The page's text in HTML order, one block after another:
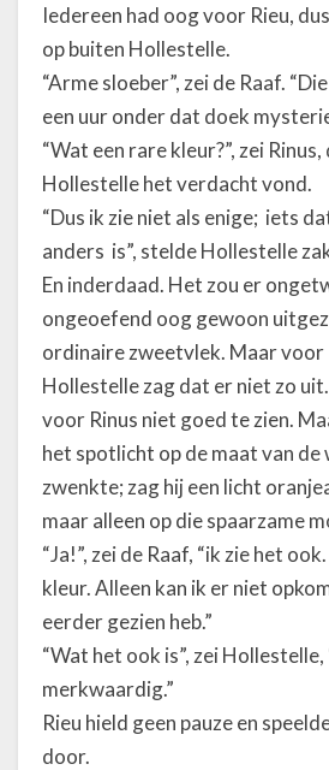
Iedereen had oog voor Rieu,
op buiten Hollestelle.
“Arme sloeber”, zei de Raaf.
een uur onder dat doek
“Wat een rare kleur?”, zei
Hollestelle het verdacht vond.
“Dus ik zie niet als enige; iets
anders is”, stelde Hollestelle
En inderdaad. Het zou er
ongeoefend oog gewoon
ordinaire zweetvlek. Maar voor
Hollestelle zag dat er niet zo
voor Rinus niet goed te zien.
het spotlicht op de maat van de
zwenkte; zag hij een licht
maar alleen op die spaarzame
“Ja!”, zei de Raaf, “ik zie het
kleur. Alleen kan ik er niet
eerder gezien heb.”
“Wat het ook is”, zei
merkwaardig.”
Rieu hield geen pauze en
door.